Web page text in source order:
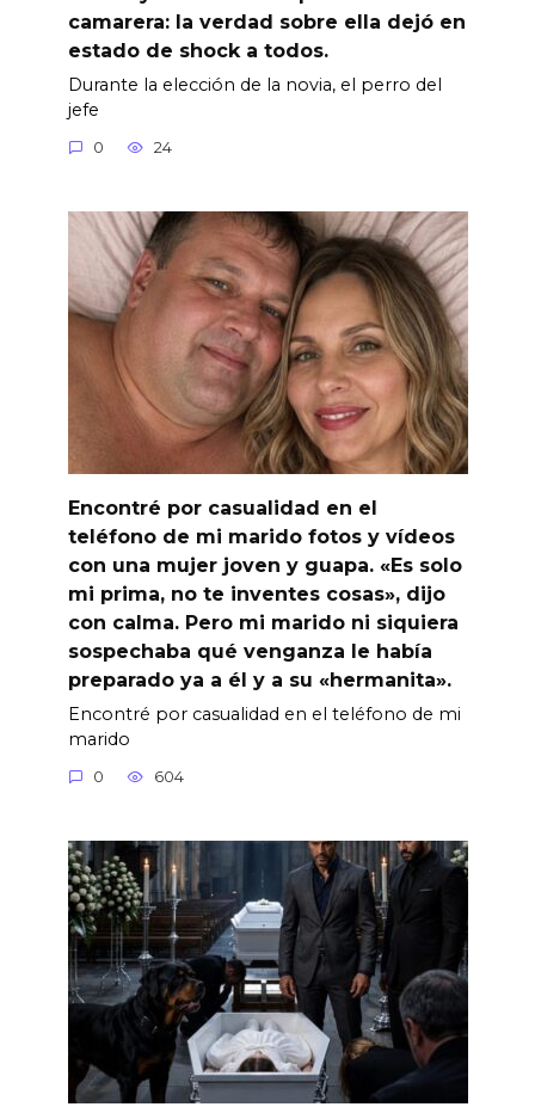
camarera: la verdad sobre ella dejó en
estado de shock a todos.
Durante la elección de la novia, el perro del
jefe
0 24
Encontré por casualidad en el
teléfono de mi marido fotos y vídeos
con una mujer joven y guapa. «Es solo
mi prima, no te inventes cosas», dijo
con calma. Pero mi marido ni siquiera
sospechaba qué venganza le había
preparado ya a él y a su «hermanita».
Encontré por casualidad en el teléfono de mi
marido
0 604